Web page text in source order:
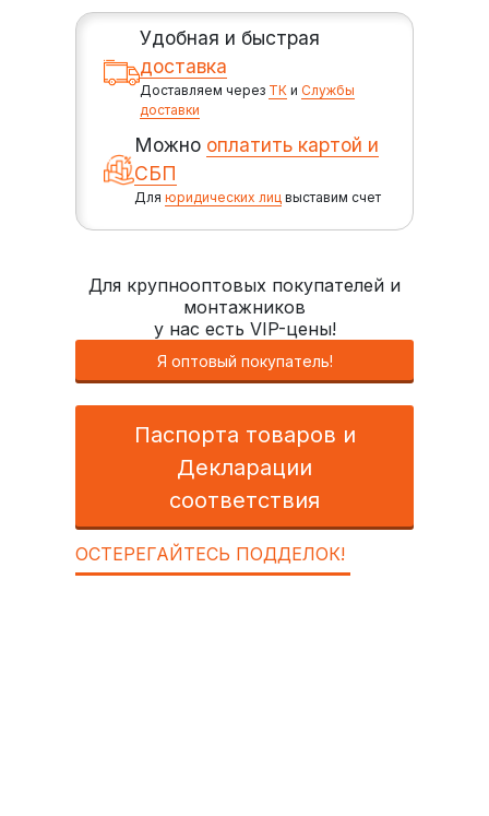
Удобная и быстрая
доставка
Доставляем через ТК иСлужбы
доставки
Можно оплатить картой и
СБП
Дляюридических лиц выставим счет
Для крупнооптовых покупателей и
монтажников
у нас есть VIP-цены!
Я оптовый покупатель!
Паспорта товаров и
Декларации
соответствия
ОСТЕРЕГАЙТЕСЬ ПОДДЕЛОК!